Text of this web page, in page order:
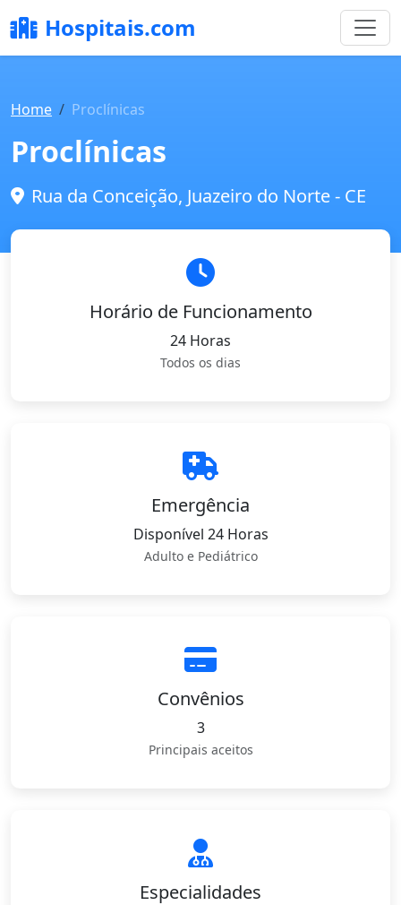
Hospitais.com
Home Proclínicas
Proclínicas
Rua da Conceição, Juazeiro do Norte - CE
Horário de Funcionamento
24 Horas
Todos os dias
Emergência
Disponível 24 Horas
Adulto e Pediátrico
Convênios
3
Principais aceitos
Especialidades